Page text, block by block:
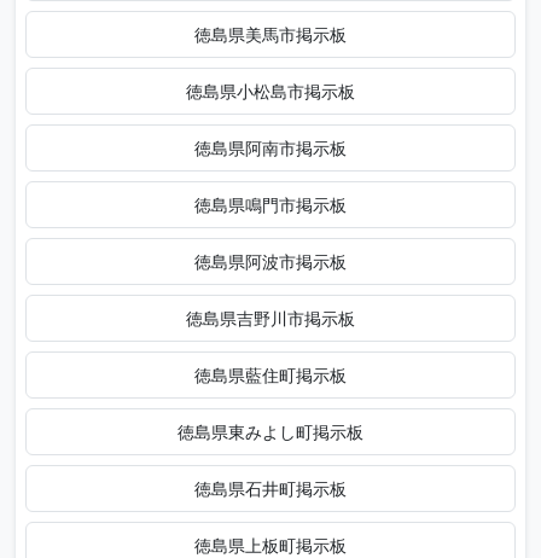
徳島県美馬市掲示板
徳島県小松島市掲示板
徳島県阿南市掲示板
徳島県鳴門市掲示板
徳島県阿波市掲示板
徳島県吉野川市掲示板
徳島県藍住町掲示板
徳島県東みよし町掲示板
徳島県石井町掲示板
徳島県上板町掲示板